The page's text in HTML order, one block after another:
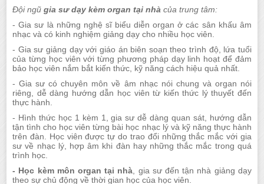
Đội ngũgia sư dạy kèm organ tại nhà của trung tâm:
- Gia sư là những nghệ sĩ biểu diễn organ ở các sân khấu âm
nhạc và có kinh nghiệm giảng dạy cho nhiều học viên.
- Gia sư giảng dạy với giáo án biên soạn theo trình độ, lứa tuổi
của từng học viên với từng phương pháp dạy linh hoạt để đảm
bảo học viên nắm bắt kiến thức, kỹ năng cách hiệu quả nhất.
- Gia sư có chuyên môn về âm nhạc nói chung và organ nói
riêng, dễ dàng hướng dẫn học viên từ kiến thức lý thuyết đến
thực hành.
- Hình thức học 1 kèm 1, gia sư dễ dàng quan sát, hướng dẫn
tận tình cho học viên từng bài học nhạc lý và kỹ năng thực hành
trên đàn. Học viên được tự do trao đổi những thắc mắc với gia
sư về nhạc lý, hợp âm khi đàn hay những thắc mắc trong quá
trình học.
- Học kèm môn organ tại nhà, gia sư đến tận nhà giảng dạy
theo sự chủ động về thời gian học của học viên.